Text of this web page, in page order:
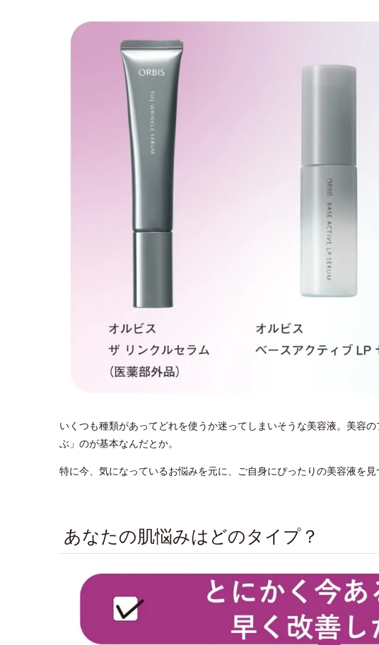
いくつも種類があってどれを使うか迷ってしまいそうな美容液。美容
ぶ」のが基本なんだとか。
特に今、気になっているお悩みを元に、ご自身にぴったりの美容液を見
あなたの肌悩みはどのタイプ？